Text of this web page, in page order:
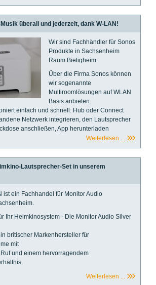
überall und jederzeit, dank W-LAN!
Wir sind Fachhändler für Sonos
Produkte in Sachsenheim
Raum Bietigheim.
Über die Firma Sonos können
wir sogenannte
Multiroomlösungen auf WLAN
Basis anbieten.
einfach und schnell: Hub oder Connect
Netzwerk integrieren, den Lautsprecher
anschließen, App herunterladen
Weiterlesen ...
Lautsprecher-Set in unserem
ist ein Fachhandel für Monitor Audio
Ihr Heimkinosystem - Die Monitor Audio Silver
britischer Markenhersteller für
mit
und einem hervorragendem
Weiterlesen ...